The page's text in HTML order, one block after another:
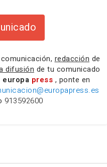
redacción de
difusión de tu comunicado
europa press , ponte en
913592600